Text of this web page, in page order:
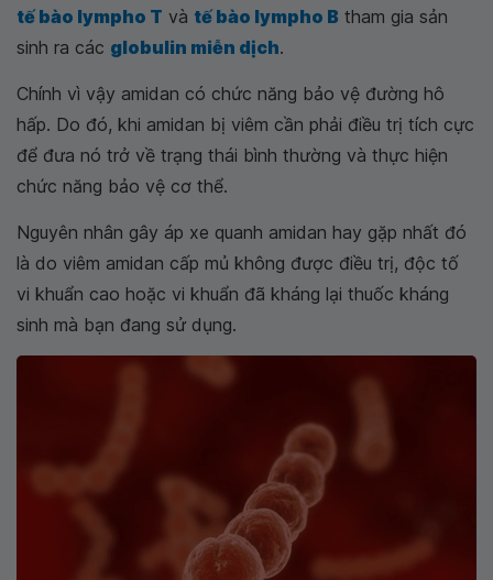
tế bào lympho T và tế bào lympho B tham gia sản
sinh ra các globulin miễn dịch.
Chính vì vậy amidan có chức năng bảo vệ đường hô
hấp. Do đó, khi amidan bị viêm cần phải điều trị tích cực
để đưa nó trở về trạng thái bình thường và thực hiện
chức năng bảo vệ cơ thể.
Nguyên nhân gây áp xe quanh amidan hay gặp nhất đó
là do viêm amidan cấp mủ không được điều trị, độc tố
vi khuẩn cao hoặc vi khuẩn đã kháng lại thuốc kháng
sinh mà bạn đang sử dụng.